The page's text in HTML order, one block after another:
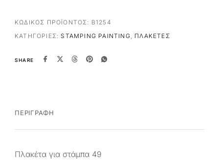
ΚΩΔΙΚΌΣ ΠΡΟΪΌΝΤΟΣ: B1254
ΚΑΤΗΓΟΡΊΕΣ: STAMPING PAINTING , ΠΛΑΚΈΤΕΣ
SHARE
ΠΕΡΙΓΡΑΦΉ
Πλακέτα για στάμπα 49